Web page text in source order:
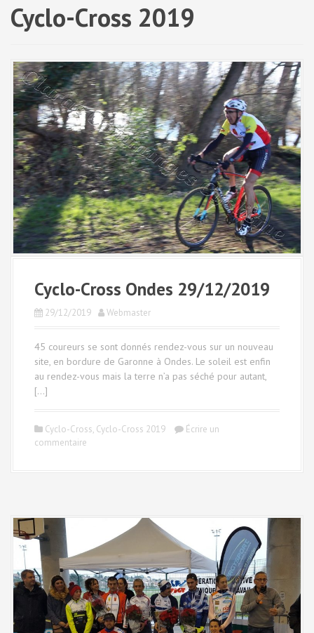
Cyclo-Cross 2019
Cyclo-Cross Ondes 29/12/2019
29/12/2019 Webmaster
45 coureurs se sont donnés rendez-vous sur un nouveau
site, en bordure de Garonne à Ondes. Le soleil est enfin
au rendez-vous mais la terre n’a pas séché pour autant,
[…]
Cyclo-Cross, Cyclo-Cross 2019
Écrire un
commentaire